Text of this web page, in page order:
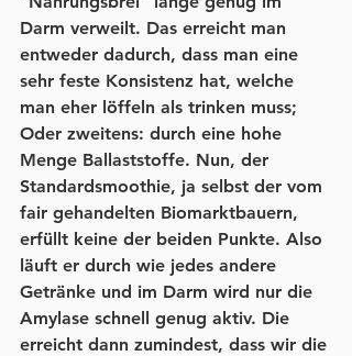
Darm verweilt. Das erreicht man
entweder dadurch, dass man eine
sehr feste Konsistenz hat, welche
man eher löffeln als trinken muss;
Oder zweitens: durch eine hohe
Menge Ballaststoffe. Nun, der
Standardsmoothie, ja selbst der vom
fair gehandelten Biomarktbauern,
erfüllt keine der beiden Punkte. Also
läuft er durch wie jedes andere
Getränke und im Darm wird nur die
Amylase schnell genug aktiv. Die
erreicht dann zumindest, dass wir die